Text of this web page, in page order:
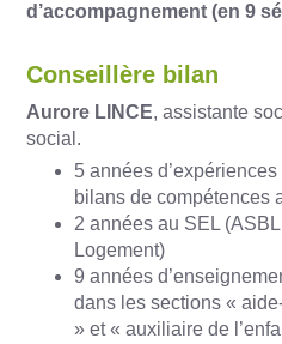
d’accompagnement (en 9
Conseillère bilan
Aurore LINCE, assistante
social.
5 années
bilans de compétences
2 années au SEL
Logement)
9 années
dans les sections «
» et « auxiliaire de